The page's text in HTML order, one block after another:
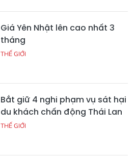
Giá Yên Nhật lên cao nhất 3
tháng
THẾ GIỚI
Bắt giữ 4 nghi phạm vụ sát hại
du khách chấn động Thái Lan
THẾ GIỚI